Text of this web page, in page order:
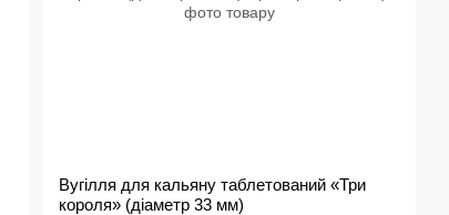
Вугілля для кальяну таблетований «Три
короля» (діаметр 33 мм)